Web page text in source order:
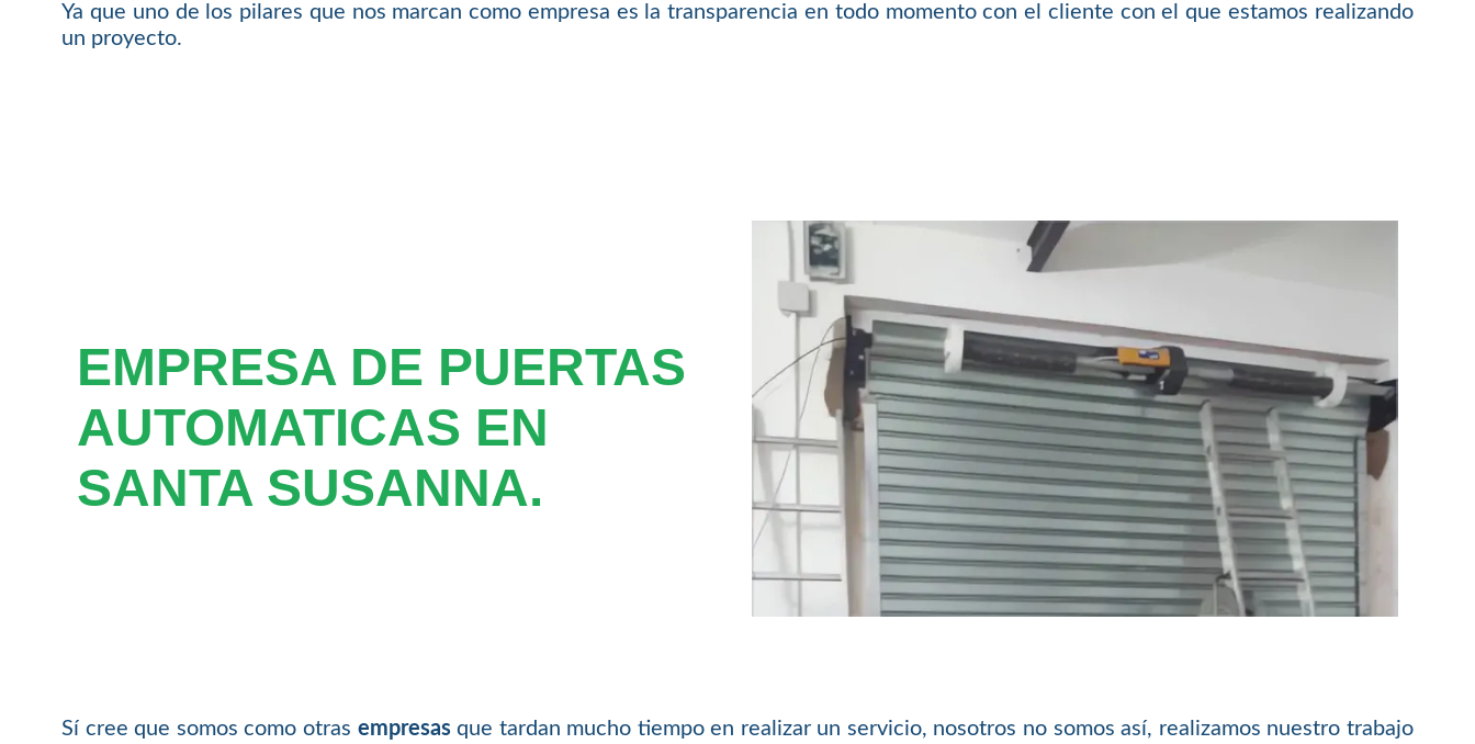
Ya que uno de los pilares que nos marcan como empresa es la transparencia en todo momento con el cliente con el que estamos realizando
un proyecto.
EMPRESA DE PUERTAS
AUTOMATICAS EN
SANTA SUSANNA.
Sí cree que somos como otras empresasque tardan mucho tiempo en realizar un servicio, nosotros no somos así, realizamos nuestro trabajo